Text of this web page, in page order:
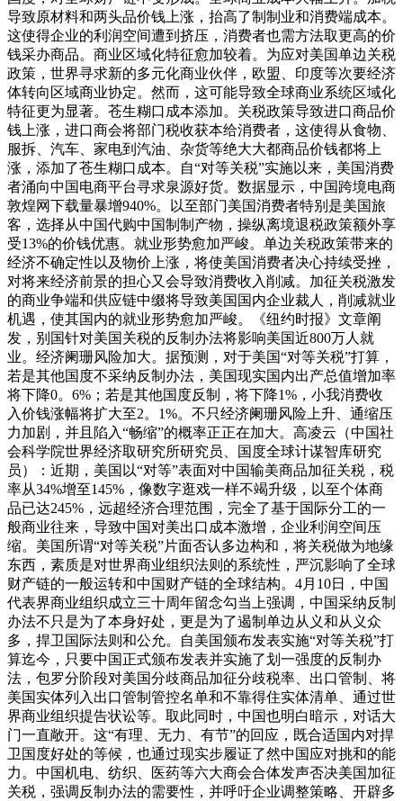
导致原材料和两头品价钱上涨，抬高了制制业和消费端成本。
这使得企业的利润空间遭到挤压，消费者也需方法取更高的价
钱采办商品。商业区域化特征愈加较着。为应对美国单边关税
政策，世界寻求新的多元化商业伙伴，欧盟、印度等次要经济
体转向区域商业协定。然而，这可能导致全球商业系统区域化
特征更为显著。苍生糊口成本添加。关税政策导致进口商品价
钱上涨，进口商会将部门税收获本给消费者，这使得从食物、
服拆、汽车、家电到汽油、杂货等绝大大都商品价钱都将上
涨，添加了苍生糊口成本。自“对等关税”实施以来，美国消费
者涌向中国电商平台寻求泉源好货。数据显示，中国跨境电商
敦煌网下载量暴增940%。以至部门美国消费者特别是美国旅
客，选择从中国代购中国制制产物，操纵离境退税政策额外享
受13%的价钱优惠。就业形势愈加严峻。单边关税政策带来的
经济不确定性以及物价上涨，将使美国消费者决心持续受挫，
对将来经济前景的担心又会导致消费收入削减。加征关税激发
的商业争端和供应链中缀将导致美国国内企业裁人，削减就业
机遇，使其国内的就业形势愈加严峻。《纽约时报》文章阐
发，别国针对美国关税的反制办法将影响美国近800万人就
业。经济阑珊风险加大。据预测，对于美国“对等关税”打算，
若是其他国度不采纳反制办法，美国现实国内出产总值增加率
将下降0。6%；若是其他国度反制，将下降1%，小我消费收
入价钱涨幅将扩大至2。1%。不只经济阑珊风险上升、通缩压
力加剧，并且陷入“畅缩”的概率正正在加大。高凌云（中国社
会科学院世界经济取研究所研究员、国度全球计谋智库研究
员）：近期，美国以“对等”表面对中国输美商品加征关税，税
率从34%增至145%，像数字逛戏一样不竭升级，以至个体商
品已达245%，远超经济合理范围，完全了基于国际分工的一
般商业往来，导致中国对美出口成本激增，企业利润空间压
缩。美国所谓“对等关税”片面否认多边构和，将关税做为地缘
东西，素质是对世界商业组织法则的系统性，严沉影响了全球
财产链的一般运转和中国财产链的全球结构。4月10日，中国
代表界商业组织成立三十周年留念勾当上强调，中国采纳反制
办法不只是为了本身好处，更是为了遏制单边从义和从义众
多，捍卫国际法则和公允。自美国颁布发表实施“对等关税”打
算迄今，只要中国正式颁布发表并实施了划一强度的反制办
法，包罗分阶段对美国分歧商品加征分歧税率、出口管制、将
美国实体列入出口管制管控名单和不靠得住实体清单、通过世
界商业组织提告状讼等。取此同时，中国也明白暗示，对话大
门一直敞开。这“有理、无力、有节”的回应，既合适国内对捍
卫国度好处的等候，也通过现实步履证了然中国应对挑和的能
力。中国机电、纺织、医药等六大商会合体发声否决美国加征
关税，强调反制办法的需要性，并呼吁企业调整策略、开辟多